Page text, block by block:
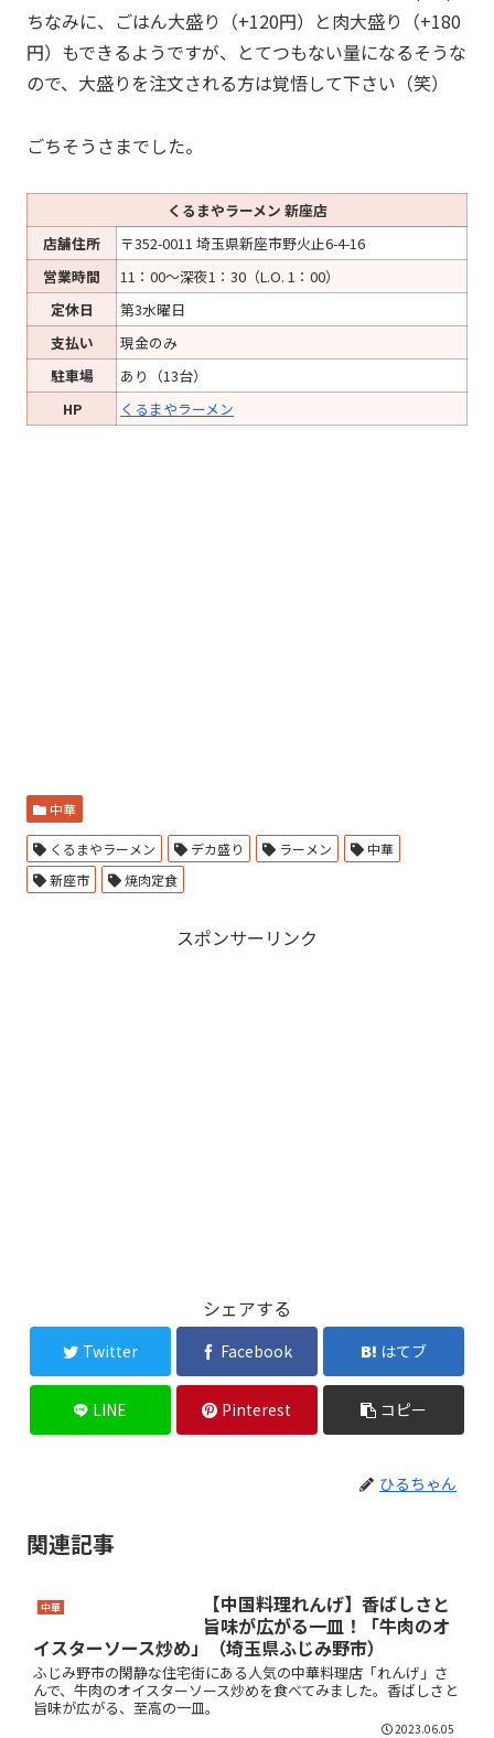
ちなみに、ごはん大盛り（+120円）と肉大盛り（+180
円）もできるようですが、とてつもない量になるそうな
ので、大盛りを注文される方は覚悟して下さい（笑）
ごちそうさまでした。
くるまやラーメン 新座店
店舗住所
〒352-0011 埼玉県新座市野火止6-4-16
営業時間
11：00～深夜1：30（L.O. 1：00）
定休日
第3水曜日
支払い
現金のみ
駐車場
あり（13台）
HP
くるまやラーメン
中華
くるまやラーメン デカ盛り ラーメン
中華
新座市
焼肉定食
スポンサーリンク
シェアする
Twitter Facebook はてブ
LINE Pinterest コピー
ひるちゃん
関連記事
中華
【中国料理れんげ】香ばしさと
旨味が広がる一皿！「牛肉のオ
イスターソース炒め」（埼玉県ふじみ野市）
ふじみ野市の閑静な住宅街にある人気の中華料理店「れんげ」さ
んで、牛肉のオイスターソース炒めを食べてみました。香ばしさと
旨味が広がる、至高の一皿。
2023.06.05